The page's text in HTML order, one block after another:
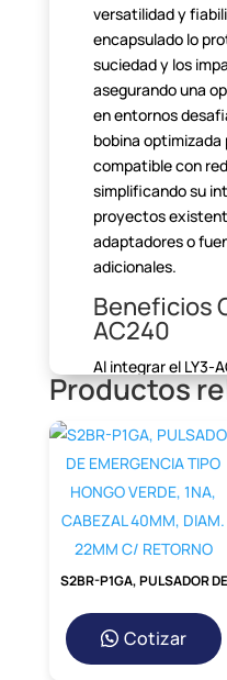
versatilidad y
encapsulado lo
suciedad y los
asegurandouna
en entornos
bobina optimizada
compatible con
simplificando su
proyectos
adaptadores o
adicionales.
Beneficios
AC240
Al integrar el LY3-
obtienes una serie
competitivas. Su
permite un ahorro
en el riel DIN o en
para diseños con
componentes. La
indicadores LED
los tiempos de
de problemas.
Productos
Cotizar